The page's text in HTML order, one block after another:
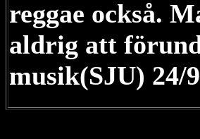
reggae också.
aldrig att
musik(SJU) 24/